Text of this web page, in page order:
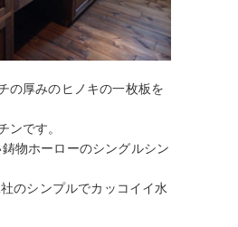
の厚みのヒノキの一枚板を
ンです。
物ホーローのシングルシン
のシンプルでカッコイイ水